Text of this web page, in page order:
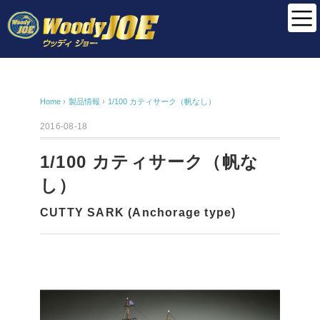
Home › 製品情報 › 1/100 カティサーク（帆なし）
2016-08-18
1/100 カティサーク（帆な
し）
CUTTY SARK (Anchorage type)